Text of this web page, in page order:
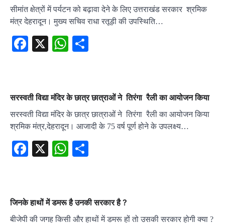
सीमांत क्षेत्रों में पर्यटन को बढ़ावा देने के लिए उत्तराखंड सरकार श्रमिक
मंत्र देहरादून। मुख्य सचिव राधा रतूड़ी की उपस्थिति…
Facebook
X WhatsApp
सरस्वती विद्या मंदिर के छात्र छात्राओं ने तिरंगा रैली का आयोजन किया
सरस्वती विद्या मंदिर के छात्र छात्राओं ने तिरंगा रैली का आयोजन किया
श्रमिक मंत्र,देहरादून। आजादी के 75 वर्ष पूर्ण होने के उपलक्ष्य…
Facebook
X WhatsApp
जिनके हाथों में डमरू है उनकी सरकार है ?
बीजेपी की जगह किसी और हाथों में डमरू हों तो उसकी सरकार होगी क्या ?